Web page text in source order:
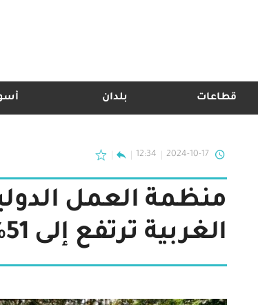
قطاعات بلدان
2024-10-17
12:34
منظمة العمل
الغربية ترتفع إلى 51% خلال الـ 12 شهراً الماضية